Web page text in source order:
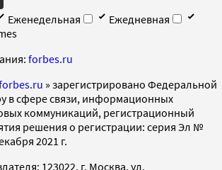
Еженедельная
Ежедневная
forbes.ru
» зарегистрировано Федеральной
в сфере связи, информационных
коммуникаций, регистрационный
решения о регистрации: серия Эл №
2021 г.
123022, г. Москва, ул.